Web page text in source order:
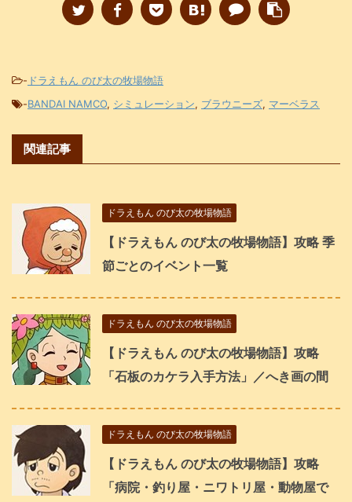
- ドラえもん のび太の牧場物語
-BANDAI NAMCO, シミュレーション, ブラウニーズ, マーベラス
関連記事
ドラえもん のび太の牧場物語
【ドラえもん のび太の牧場物語】攻略 季
節ごとのイベント一覧
ドラえもん のび太の牧場物語
【ドラえもん のび太の牧場物語】攻略
「石板のカケラ入手方法」／へき画の間
ドラえもん のび太の牧場物語
【ドラえもん のび太の牧場物語】攻略
「病院・釣り屋・ニワトリ屋・動物屋で